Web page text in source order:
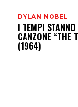
DYLAN NOBEL
I TEMPI
CANZONE “THE
(1964)